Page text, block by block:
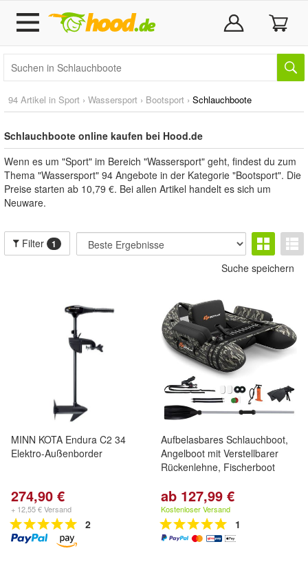
94 Artikel in Sport › Wassersport › Bootsport › Schlauchboote
Schlauchboote online kaufen bei Hood.de
Wenn es um "Sport" im Bereich "Wassersport" geht, findest du zum
Thema "Wassersport" 94 Angebote in der Kategorie "Bootsport". Die
Preise starten ab 10,79 €. Bei allen Artikel handelt es sich um
Neuware.
Filter 1
Suche speichern
MINN KOTA Endura C2 34
Elektro-Außenborder
274,90 €
+ 12,55 € Versand
2
Aufbelasbares Schlauchboot,
Angelboot mit Verstellbarer
Rückenlehne, Fischerboot
ab 127,99 €
Kostenloser Versand
1